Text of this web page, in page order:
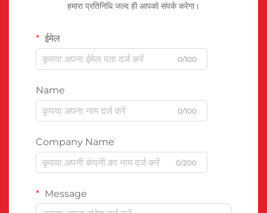
हमारा प्रतिनिधि जल्द ही आपको संपर्क करेगा।
ईमेल
0/100
Name
0/100
Company Name
0/200
Message